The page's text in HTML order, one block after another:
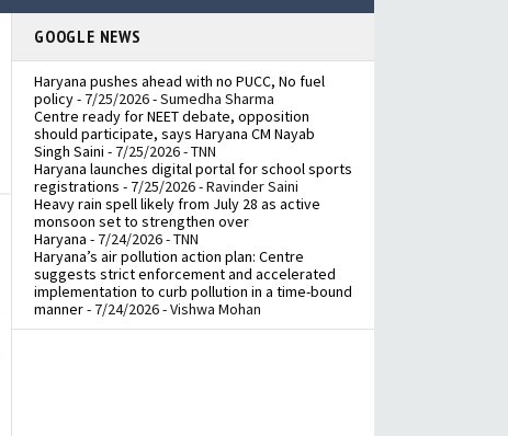
GOOGLE NEWS
Haryana pushes ahead with no PUCC, No fuel
policy- 7/25/2026- Sumedha Sharma
Centre ready for NEET debate, opposition
should participate, says Haryana CM Nayab
Singh Saini - 7/25/2026- TNN
Haryana launches digital portal for school sports
registrations - 7/25/2026- Ravinder Saini
Heavy rain spell likely from July 28 as active
monsoon set to strengthen over
Haryana - 7/24/2026- TNN
Haryana’s air pollution action plan: Centre
suggests strict enforcement and accelerated
implementation to curb pollution in a time-bound
manner- 7/24/2026- Vishwa Mohan